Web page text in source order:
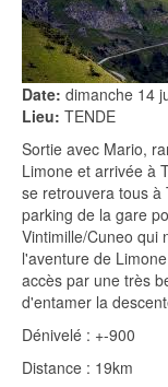
Date: dimanche 14
Lieu: TENDE
Sortie avec Mario,
Limone et arrivée à
se retrouvera tous à
parking de la gare
Vintimille/Cuneo qui
l'aventure de
accès par une très
d'entamer la
Dénivelé : +-900
Distance : 19km